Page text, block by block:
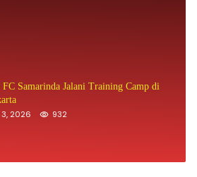
FC Samarinda Jalani Training Camp di
2026 932